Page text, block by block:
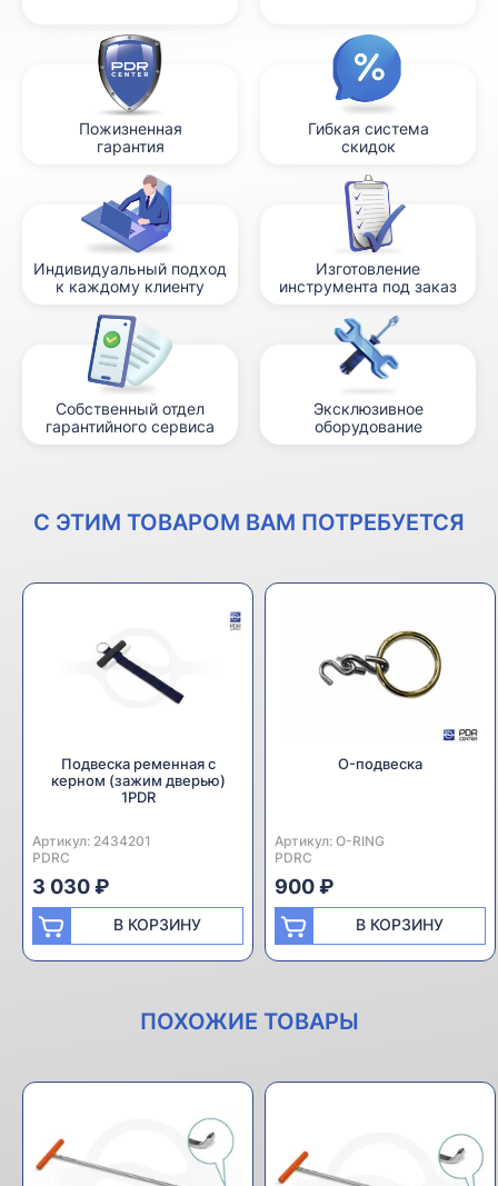
Пожизненная
гарантия
Гибкая система
скидок
Индивидуальный подход
к каждому клиенту
Изготовление
инструмента под заказ
Собственный отдел
гарантийного сервиса
Эксклюзивное
оборудование
С ЭТИМ ТОВАРОМ ВАМ ПОТРЕБУЕТСЯ
Подвеска ременная с
керном (зажим дверью)
1PDR
Артикул: 2434201
Производитель:
PDRC
3 030 ₽
В КОРЗИНУ
O-подвеска
Артикул: O-RING
Производитель:
PDRC
900 ₽
В КОРЗИНУ
ПОХОЖИЕ ТОВАРЫ